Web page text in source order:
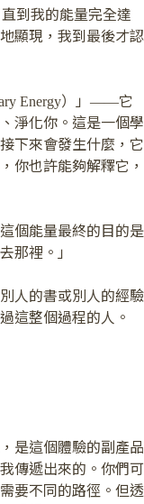
到我的能量完全達
顯現，我到最後才認
Energy）」——它
淨化你。這是一個學
下來會發生什麼，它
你也許能夠解釋它，
個能量最終的目的是
那裡。」
人的書或別人的經驗
這整個過程的人。
是這個體驗的副產品
傳遞出來的。你們可
要不同的路徑。但透